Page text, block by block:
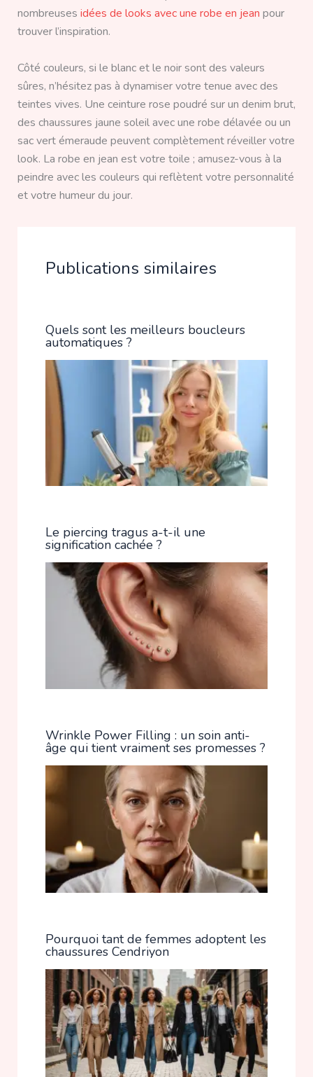
nombreuses idées de looks avec une robe en jean pour
trouver l’inspiration.
Côté couleurs, si le blanc et le noir sont des valeurs
sûres, n’hésitez pas à dynamiser votre tenue avec des
teintes vives. Une ceinture rose poudré sur un denim brut,
des chaussures jaune soleil avec une robe délavée ou un
sac vert émeraude peuvent complètement réveiller votre
look. La robe en jean est votre toile ; amusez-vous à la
peindre avec les couleurs qui reflètent votre personnalité
et votre humeur du jour.
Publications similaires
Quels sont les meilleurs boucleurs
automatiques ?
Le piercing tragus a-t-il une
signification cachée ?
Wrinkle Power Filling : un soin anti-
âge qui tient vraiment ses promesses ?
Pourquoi tant de femmes adoptent les
chaussures Cendriyon